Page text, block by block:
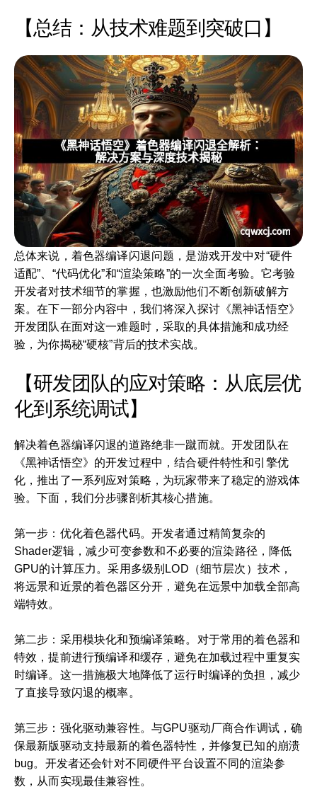
【总结：从技术难题到突破口】
总体来说，着色器编译闪退问题，是游戏开发中对“硬件
适配”、“代码优化”和“渲染策略”的一次全面考验。它考验
开发者对技术细节的掌握，也激励他们不断创新破解方
案。在下一部分内容中，我们将深入探讨《黑神话悟空》
开发团队在面对这一难题时，采取的具体措施和成功经
验，为你揭秘“硬核”背后的技术实战。
【研发团队的应对策略：从底层优
化到系统调试】
解决着色器编译闪退的道路绝非一蹴而就。开发团队在
《黑神话悟空》的开发过程中，结合硬件特性和引擎优
化，推出了一系列应对策略，为玩家带来了稳定的游戏体
验。下面，我们分步骤剖析其核心措施。
第一步：优化着色器代码。开发者通过精简复杂的
Shader逻辑，减少可变参数和不必要的渲染路径，降低
GPU的计算压力。采用多级别LOD（细节层次）技术，
将远景和近景的着色器区分开，避免在远景中加载全部高
端特效。
第二步：采用模块化和预编译策略。对于常用的着色器和
特效，提前进行预编译和缓存，避免在加载过程中重复实
时编译。这一措施极大地降低了运行时编译的负担，减少
了直接导致闪退的概率。
第三步：强化驱动兼容性。与GPU驱动厂商合作调试，确
保最新版驱动支持最新的着色器特性，并修复已知的崩溃
bug。开发者还会针对不同硬件平台设置不同的渲染参
数，从而实现最佳兼容性。